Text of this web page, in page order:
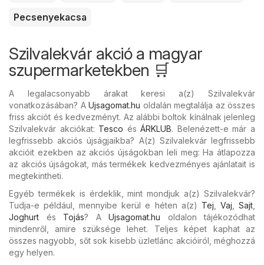
Pecsenyekacsa
Szilvalekvár akció a magyar
szupermarketekben 🛒
A legalacsonyabb árakat keresi a(z) Szilvalekvár
vonatkozásában? A Ujsagomat.hu oldalán megtalálja az összes
friss akciót és kedvezményt. Az alábbi boltok kínálnak jelenleg
Szilvalekvár akciókat: Tesco ésÁRKLUB. Belenézett-e már a
legfrissebb akciós újságjaikba? A(z) Szilvalekvár legfrissebb
akcióit ezekben az akciós újságokban leli meg: Ha átlapozza
az akciós újságokat, más termékek kedvezményes ajánlatait is
megtekintheti.
Egyéb termékek is érdeklik, mint mondjuk a(z) Szilvalekvár?
Tudja-e például, mennyibe kerül e héten a(z) Tej Vaj ,Sajt
Joghurt és Tojás? A Ujsagomat.hu oldalon tájékozódhat
mindenről, amire szüksége lehet. Teljes képet kaphat az
összes nagyobb, sőt sok kisebb üzletlánc akcióiról, méghozzá
egy helyen.